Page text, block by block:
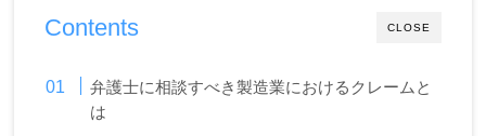
CLOSE
Contents
弁護士に相談すべき製造業におけるクレームと
は